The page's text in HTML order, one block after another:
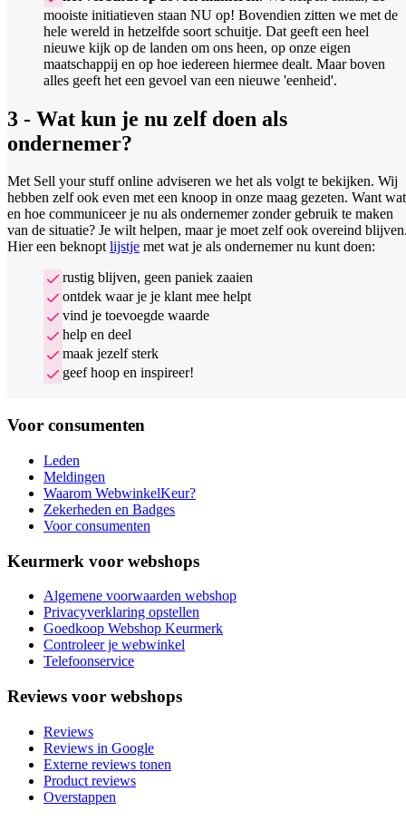
mooiste initiatieven staan NU op! Bovendien zitten we met de
hele wereld in hetzelfde soort schuitje. Dat geeft een heel
nieuwe kijk op de landen om ons heen, op onze eigen
maatschappij en op hoe iedereen hiermee dealt. Maar boven
alles geeft het een gevoel van een nieuwe 'eenheid'.
3 - Wat kun je nu zelf doen als
ondernemer?
Met Sell your stuff online adviseren we het als volgt te bekijken. Wij
hebben zelf ook even met een knoop in onze maag gezeten. Want wat
en hoe communiceer je nu als ondernemer zonder gebruik te maken
van de situatie? Je wilt helpen, maar je moet zelf ook overeind
Hier een beknoptlijstje met wat je als ondernemer nu kunt doen:
rustig blijven, geen paniek zaaien
ontdek waar je je klant mee helpt
vind je toevoegde waarde
help en deel
maak jezelf sterk
geef hoop en inspireer!
Voor consumenten
Leden
Meldingen
Waarom WebwinkelKeur?
Zekerheden en Badges
Voor consumenten
Keurmerk voor webshops
Algemene voorwaarden webshop
Privacyverklaring opstellen
Goedkoop Webshop Keurmerk
Controleer je webwinkel
Telefoonservice
Reviews voor webshops
Reviews
Reviews in Google
Externe reviews tonen
Product reviews
Overstappen